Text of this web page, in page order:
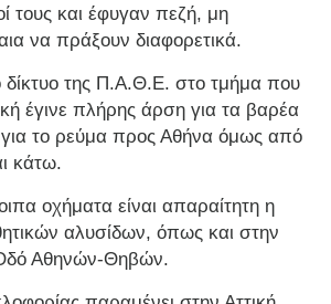
τους και έφυγαν πεζή, μη
να πράξουν διαφορετικά.
δίκτυο της Π.Α.Θ.Ε. στο τμήμα που
έγινε πλήρης άρση για τα βαρέα
για το ρεύμα προς Αθήνα όμως από
κάτω.
οχήματα είναι απαραίτητη η
αλυσίδων, όπως και στην
Αθηνών-Θηβών.